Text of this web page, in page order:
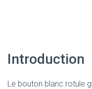
Introduction
Le bouton blanc rotule